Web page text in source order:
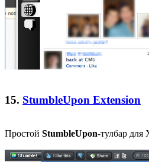
15. StumbleUpon Extension
Простой StumbleUpon-тулбар для